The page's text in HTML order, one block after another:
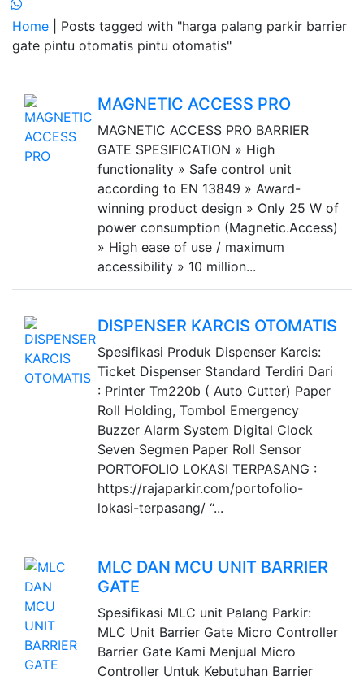
Home
| Posts tagged with "harga palang parkir barrier
gate pintu otomatis pintu otomatis"
MAGNETIC ACCESS PRO
MAGNETIC ACCESS PRO BARRIER
GATE SPESIFICATION » High
functionality » Safe control unit
according to EN 13849 » Award-
winning product design » Only 25 W of
power consumption (Magnetic.Access)
» High ease of use / maximum
accessibility » 10 million...
DISPENSER KARCIS OTOMATIS
Spesifikasi Produk Dispenser Karcis:
Ticket Dispenser Standard Terdiri Dari
: Printer Tm220b ( Auto Cutter) Paper
Roll Holding, Tombol Emergency
Buzzer Alarm System Digital Clock
Seven Segmen Paper Roll Sensor
PORTOFOLIO LOKASI TERPASANG :
https://rajaparkir.com/portofolio-
lokasi-terpasang/ “...
MLC DAN MCU UNIT BARRIER
GATE
Spesifikasi MLC unit Palang Parkir:
MLC Unit Barrier Gate Micro Controller
Barrier Gate Kami Menjual Micro
Controller Untuk Kebutuhan Barrier